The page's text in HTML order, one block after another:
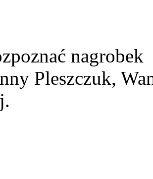
nagrobek
Pleszczuk,